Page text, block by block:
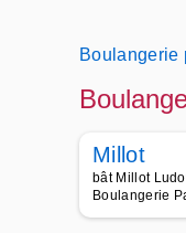
Boulangerie
Millot
bât Millot
Boulangerie